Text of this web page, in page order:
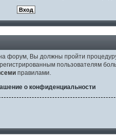
форум, Вы должны пройти
пользователям
правилами.
о конфиденциальности